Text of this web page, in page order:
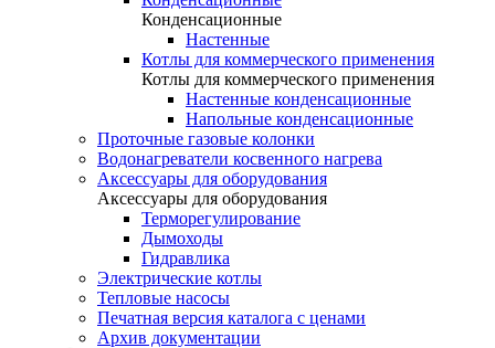
Конденсационные
Настенные
Котлы для коммерческого применения
Котлы для коммерческого применения
Настенные конденсационные
Напольные конденсационные
Проточные газовые колонки
Водонагреватели косвенного нагрева
Аксессуары для оборудования
Аксессуары для оборудования
Терморегулирование
Дымоходы
Гидравлика
Электрические котлы
Тепловые насосы
Печатная версия каталога с ценами
Архив документации